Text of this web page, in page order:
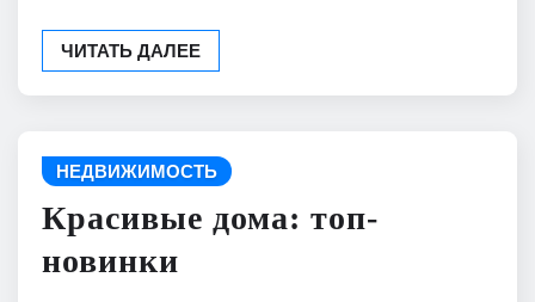
ЧИТАТЬ ДАЛЕЕ
НЕДВИЖИМОСТЬ
Красивые дома: топ-
новинки